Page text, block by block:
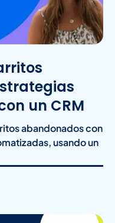
un CRM
abandonados con
usando un